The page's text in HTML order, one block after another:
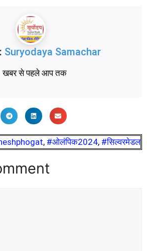
Suryodaya Samachar
खबर से पहले आप तक
, #ओलंपिक2024, #सिल्वरमेडल